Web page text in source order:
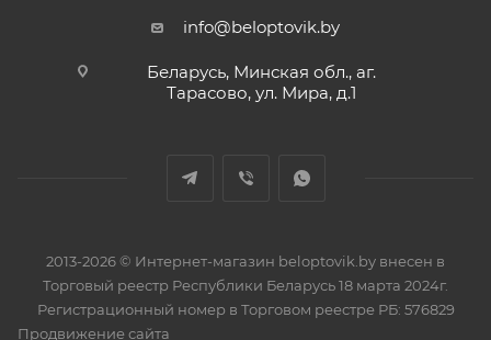
info@beloptovik.by
Беларусь, Минская обл., аг.
Тарасово, ул. Мира, д.1
2013-2026 © Интернет-магазин beloptovik.by внесен в
Торговый реестр Республики Беларусь 18 марта 2024г.
Регистрационный номер в Торговом реестре РБ: 576829
Продвижение сайта